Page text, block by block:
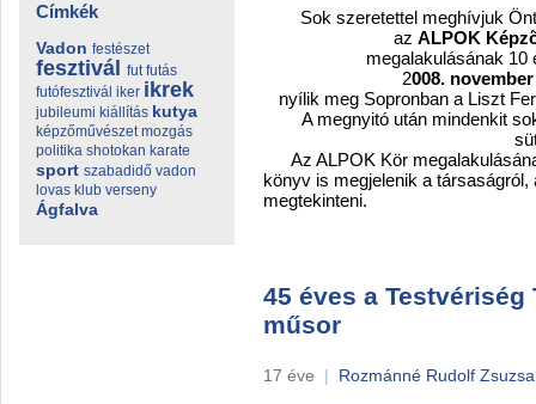
Címkék
Vadon festészet
fesztivál fut futás
futófesztivál iker ikrek
jubileumi kiállítás kutya
képzőművészet mozgás
politika shotokan karate
sport szabadidő vadon
lovas klub verseny
Ágfalva
Sok szeretettel meghívjuk
az ALPOK
megalakulásának 10
2008.
nyílik meg Sopronban a Liszt
A megnyitó után mindenkit
Az ALPOK Kör
könyv is megjelenik a
megtekinteni.
45 éves a
műsor
17 éve | Rozmánné Rudolf